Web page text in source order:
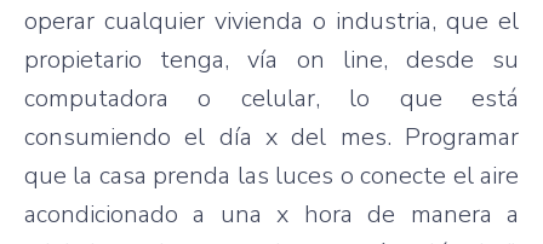
operar cualquier vivienda o industria, que el
propietario
tenga,vía on line, desde
su
computadora o celular, lo que
está
consumiendo el día x del mes. Programar
que la casa prenda las luces oconecte elaire
acondicionado a una x hora de manera a